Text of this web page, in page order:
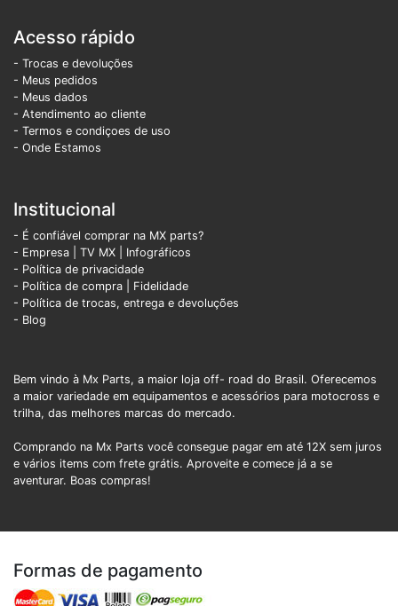
Acesso rápido
- Trocas e devoluções
- Meus pedidos
- Meus dados
- Atendimento ao cliente
- Termos e condiçoes de uso
- Onde Estamos
Institucional
- É confiável comprar na MX parts?
- Empresa
TV MX
Infográficos
- Política de privacidade
- Política de compra | Fidelidade
- Política de trocas, entrega e devoluções
- Blog
Bem vindo à Mx Parts, a maior loja off- road do Brasil. Oferecemos
a maior variedade em equipamentos e acessórios para motocross e
trilha, das melhores marcas do mercado.
Comprando na Mx Parts você consegue pagar em até 12X sem juros
e vários items com frete grátis. Aproveite e comece já a se
aventurar. Boas compras!
Formas de pagamento